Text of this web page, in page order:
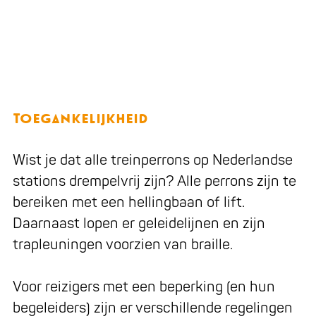
Toegankelijkheid
Wist je dat alle treinperrons op Nederlandse
stations drempelvrij zijn? Alle perrons zijn te
bereiken met een hellingbaan of lift.
Daarnaast lopen er geleidelijnen en zijn
trapleuningen voorzien van braille.
Voor reizigers met een beperking (en hun
begeleiders) zijn er verschillende regelingen